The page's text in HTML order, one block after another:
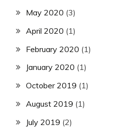
May 2020 (3)
April 2020 (1)
February 2020 (1)
January 2020 (1)
October 2019 (1)
August 2019 (1)
July 2019 (2)